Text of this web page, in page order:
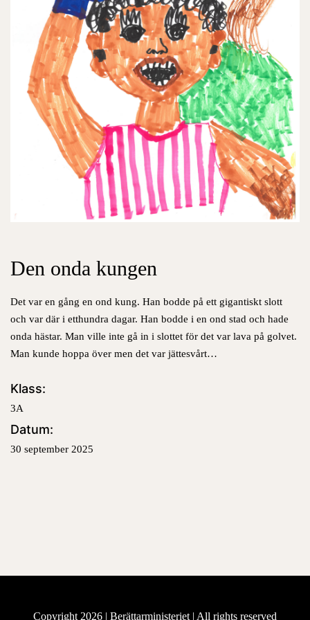
Den onda kungen
Det var en gång en ond kung. Han bodde på ett gigantiskt slott
och var där i etthundra dagar. Han bodde i en ond stad och hade
onda hästar. Man ville inte gå in i slottet för det var lava på golvet.
Man kunde hoppa över men det var jättesvårt…
Klass:
3A
Datum:
30 september 2025
Copyright 2026 | Berättarministeriet | All rights reserved